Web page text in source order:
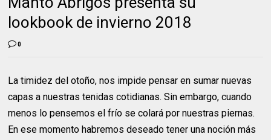
lookbook de invierno 2018
0
La timidez del otoño, nos impide pensar en sumar nuevas
capas a nuestras tenidas cotidianas. Sin embargo, cuando
menos lo pensemos el frío se colará por nuestras piernas.
En ese momento habremos deseado tener una noción más